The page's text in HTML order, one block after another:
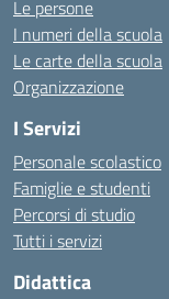
Le persone
I numeri della scuola
Le carte della scuola
Organizzazione
I Servizi
Personale scolastico
Famiglie e studenti
Percorsi di studio
Tutti i servizi
Didattica